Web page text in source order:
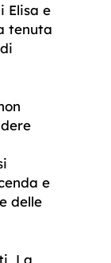
Elisa e
tenuta
e
delle
La